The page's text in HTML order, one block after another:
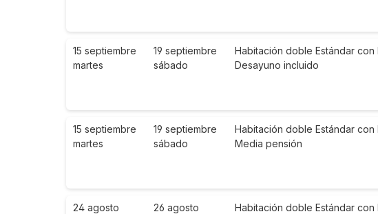
15 septiembre
martes
19 septiembre
sábado
Habitación doble Estándar
Desayuno incluido
15 septiembre
martes
19 septiembre
sábado
Habitación doble Estándar
Media pensión
24 agosto
26 agosto
Habitación doble Estándar